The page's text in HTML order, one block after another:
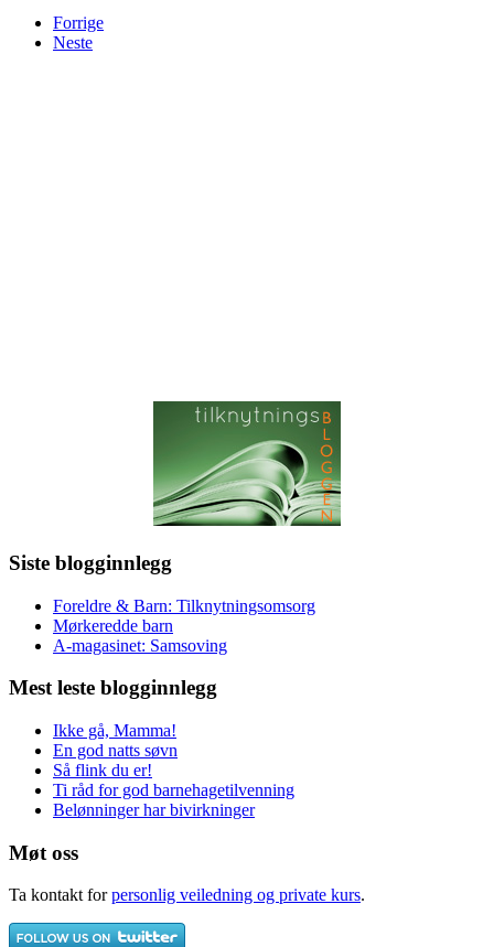
Forrige
Neste
Siste blogginnlegg
Foreldre & Barn: Tilknytningsomsorg
Mørkeredde barn
A-magasinet: Samsoving
Mest leste blogginnlegg
Ikke gå, Mamma!
En god natts søvn
Så flink du er!
Ti råd for god barnehagetilvenning
Belønninger har bivirkninger
Møt oss
Ta kontakt forpersonlig veiledning og private kurs.